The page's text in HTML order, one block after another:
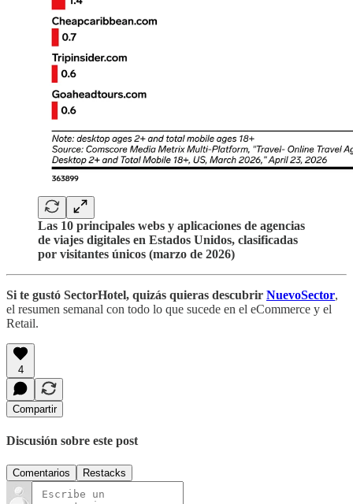
Las 10 principales webs y aplicaciones de agencias
de viajes digitales en Estados Unidos, clasificadas
por visitantes únicos (marzo de 2026)
Si te gustó SectorHotel, quizás quieras descubrir NuevoSector,
el resumen semanal con todo lo que sucede en el eCommerce y el
Retail.
4
Compartir
Discusión sobre este post
Comentarios Restacks